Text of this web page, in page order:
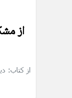
از
از کتاب: